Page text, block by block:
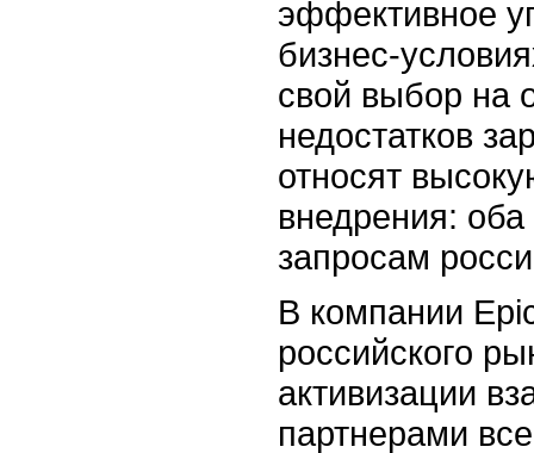
эффективное
бизнес-
свой выбор на
недостатков
относят
внедрения:
запросам
В компании
российского
активизации
партнерами